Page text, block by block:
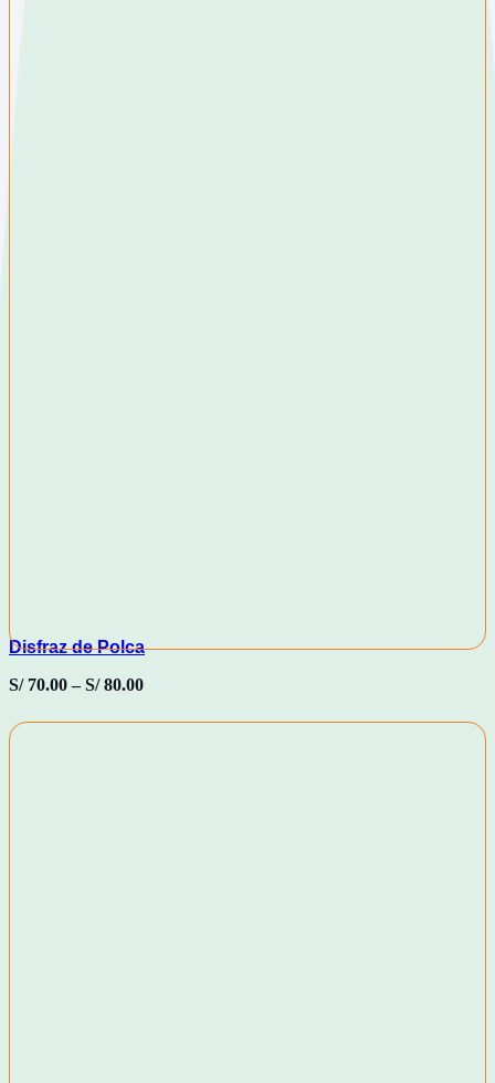
Disfraz de Polca
S/70.00–S/80.00